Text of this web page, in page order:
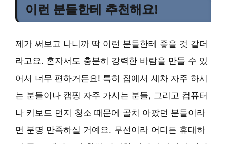
이런 분들한테 추천해요!
제가 써보고 나니까 딱 이런 분들한테 좋을 것 같더
라고요. 혼자서도 충분히 강력한 바람을 만들 수 있
어서 너무 편하거든요! 특히 집에서 세차 자주 하시
는 분들이나 캠핑 자주 가시는 분들, 그리고 컴퓨터
나 키보드 먼지 청소 때문에 골치 아팠던 분들이라
면 분명 만족하실 거예요. 무선이라 어디든 휴대하